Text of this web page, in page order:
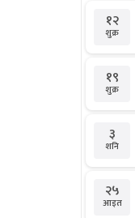
१२
शुक्र
१९
शुक्र
३
शनि
२५
आइत